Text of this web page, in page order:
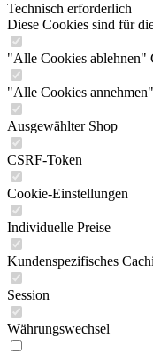
Technisch erforderlich
Diese Cookies sind für
"Alle Cookies ablehnen"
"Alle Cookies
Ausgewählter Shop
CSRF-Token
Cookie-Einstellungen
Individuelle Preise
Kundenspezifisches
Session
Währungswechsel